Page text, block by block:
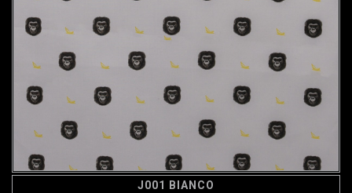
J001 BIANCO